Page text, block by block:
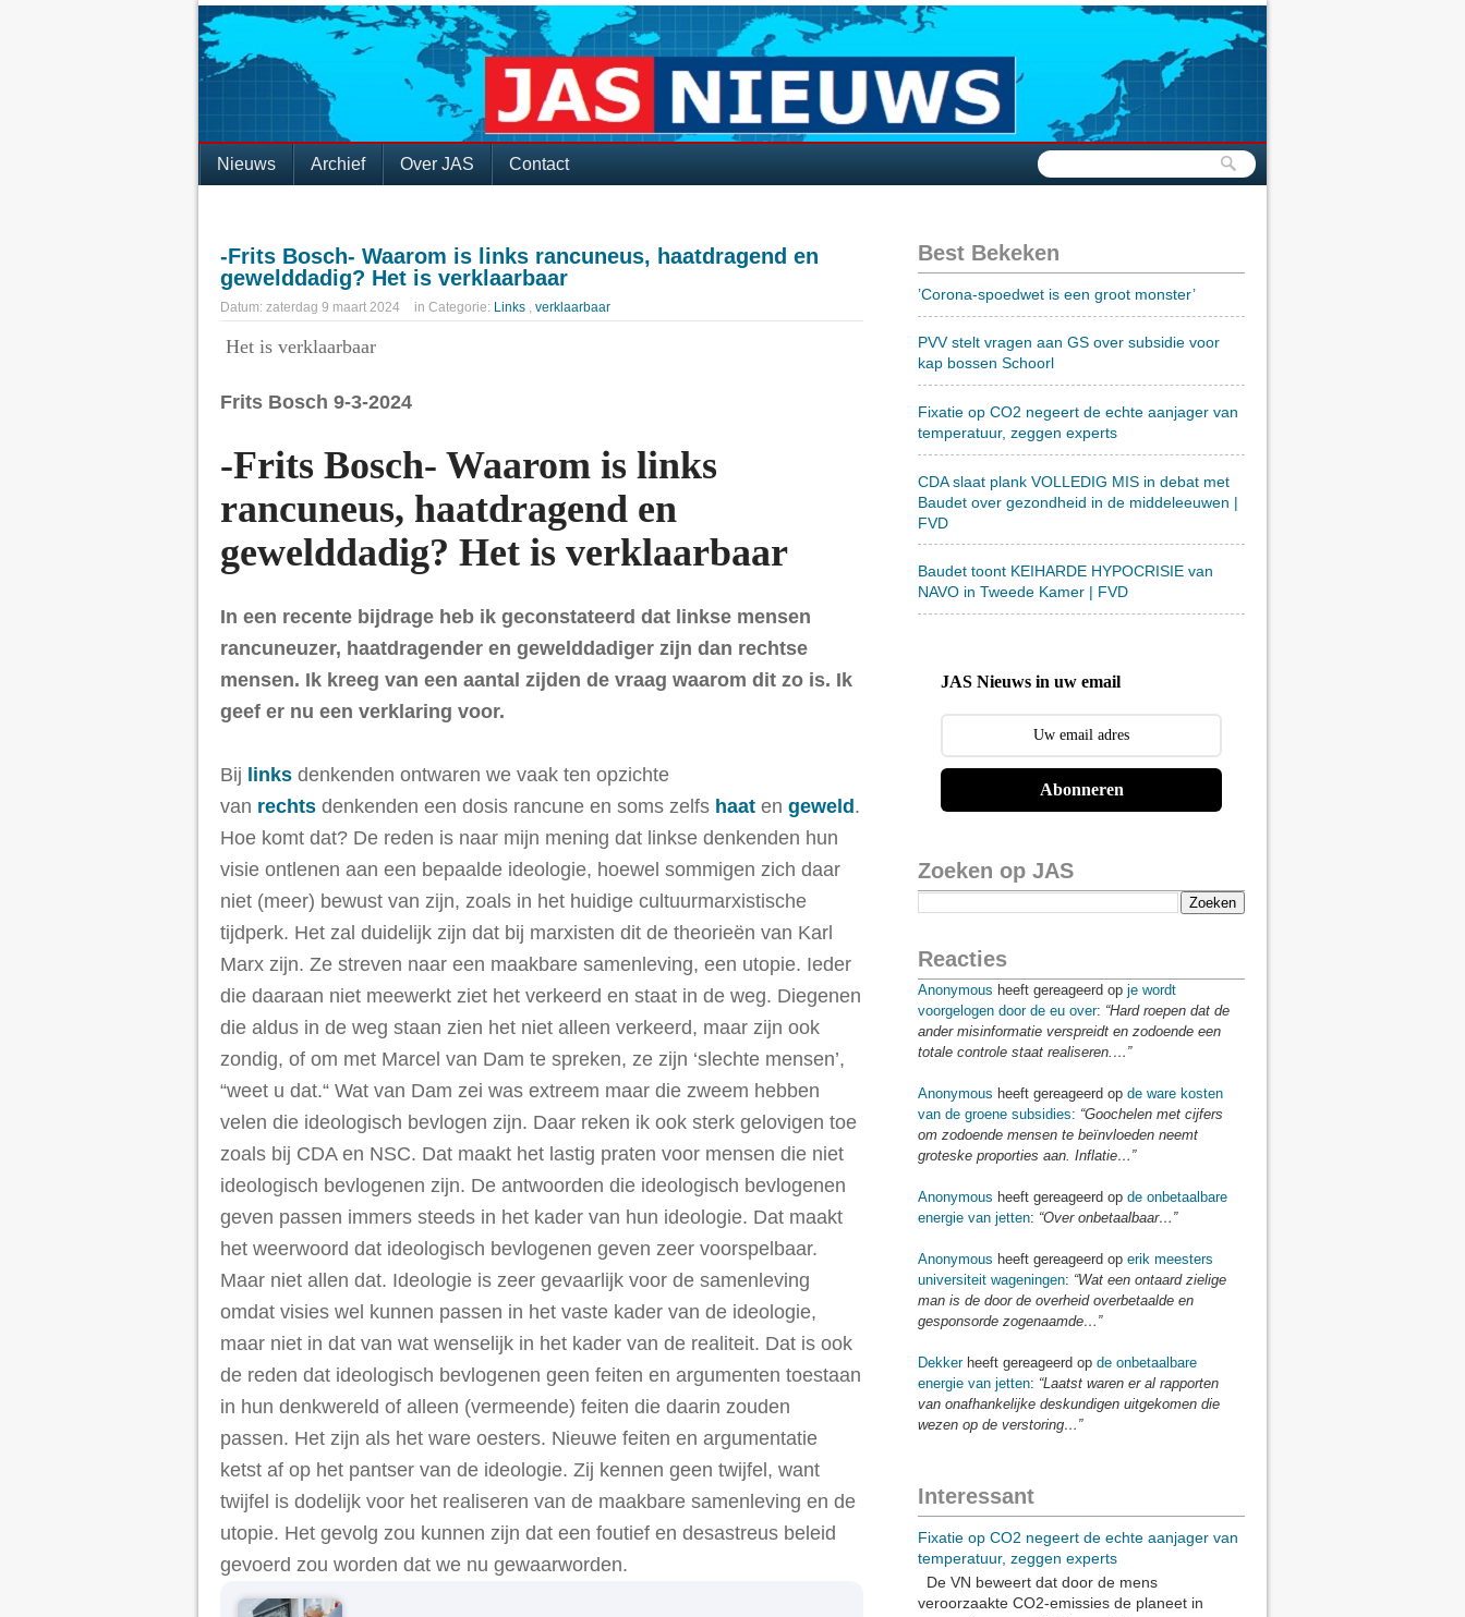
Nieuws Archief Over JAS Contact
-Frits Bosch- Waarom is links rancuneus, haatdragend en
gewelddadig? Het is verklaarbaar
Datum: zaterdag 9 maart 2024 in Categorie: Links , verklaarbaar
Het is verklaarbaar
Frits Bosch 9-3-2024
-Frits Bosch- Waarom is links
rancuneus, haatdragend en
gewelddadig? Het is verklaarbaar
In een recente bijdrage heb ik geconstateerd dat linkse mensen
rancuneuzer, haatdragender en gewelddadiger zijn dan rechtse
mensen. Ik kreeg van een aantal zijden de vraag waarom dit zo is. Ik
geef er nu een verklaring voor.
Bij links denkenden ontwaren we vaak ten opzichte
van rechts denkenden een dosis rancune en soms zelfs haat en geweld .
Hoe komt dat? De reden is naar mijn mening dat linkse denkenden hun
visie ontlenen aan een bepaalde ideologie, hoewel sommigen zich daar
niet (meer) bewust van zijn, zoals in het huidige cultuurmarxistische
tijdperk. Het zal duidelijk zijn dat bij marxisten dit de theorieën van Karl
Marx zijn. Ze streven naar een maakbare samenleving, een utopie. Ieder
die daaraan niet meewerkt ziet het verkeerd en staat in de weg. Diegenen
die aldus in de weg staan zien het niet alleen verkeerd, maar zijn ook
zondig, of om met Marcel van Dam te spreken, ze zijn ‘slechte mensen’,
“weet u dat.“ Wat van Dam zei was extreem maar die zweem hebben
velen die ideologisch bevlogen zijn. Daar reken ik ook sterk gelovigen toe
zoals bij CDA en NSC. Dat maakt het lastig praten voor mensen die niet
ideologisch bevlogenen zijn. De antwoorden die ideologisch bevlogenen
geven passen immers steeds in het kader van hun ideologie. Dat maakt
het weerwoord dat ideologisch bevlogenen geven zeer voorspelbaar.
Maar niet allen dat. Ideologie is zeer gevaarlijk voor de samenleving
omdat visies wel kunnen passen in het vaste kader van de ideologie,
maar niet in dat van wat wenselijk in het kader van de realiteit. Dat is ook
de reden dat ideologisch bevlogenen geen feiten en argumenten toestaan
in hun denkwereld of alleen (vermeende) feiten die daarin zouden
passen. Het zijn als het ware oesters. Nieuwe feiten en argumentatie
ketst af op het pantser van de ideologie. Zij kennen geen twijfel, want
twijfel is dodelijk voor het realiseren van de maakbare samenleving en de
utopie. Het gevolg zou kunnen zijn dat een foutief en desastreus beleid
gevoerd zou worden dat we nu gewaarworden.
Best Bekeken
’Corona-spoedwet is een groot monster’
PVV stelt vragen aan GS over subsidie voor
kap bossen Schoorl
Fixatie op CO2 negeert de echte aanjager van
temperatuur, zeggen experts
CDA slaat plank VOLLEDIG MIS in debat met
Baudet over gezondheid in de middeleeuwen |
FVD
Baudet toont KEIHARDE HYPOCRISIE van
NAVO in Tweede Kamer | FVD
JAS Nieuws in uw email
Abonneren
Zoeken op JAS
Reacties
Anonymous heeft gereageerd op je wordt
voorgelogen door de eu over: “Hard roepen dat de
ander misinformatie verspreidt en zodoende een
totale controle staat realiseren.…”
Anonymous heeft gereageerd op de ware kosten
van de groene subsidies: “Goochelen met cijfers
om zodoende mensen te beïnvloeden neemt
groteske proporties aan. Inflatie…”
Anonymous heeft gereageerd op de onbetaalbare
energie van jetten: “Over onbetaalbaar…”
Anonymous heeft gereageerd op erik meesters
universiteit wageningen: “Wat een ontaard zielige
man is de door de overheid overbetaalde en
gesponsorde zogenaamde…”
Dekkerheeft gereageerd op de onbetaalbare
energie van jetten: “Laatst waren er al rapporten
van onafhankelijke deskundigen uitgekomen die
wezen op de verstoring…”
Interessant
Fixatie op CO2 negeert de echte aanjager van
temperatuur, zeggen experts
De VN beweert dat door de mens
veroorzaakte CO2-emissies de planeet in